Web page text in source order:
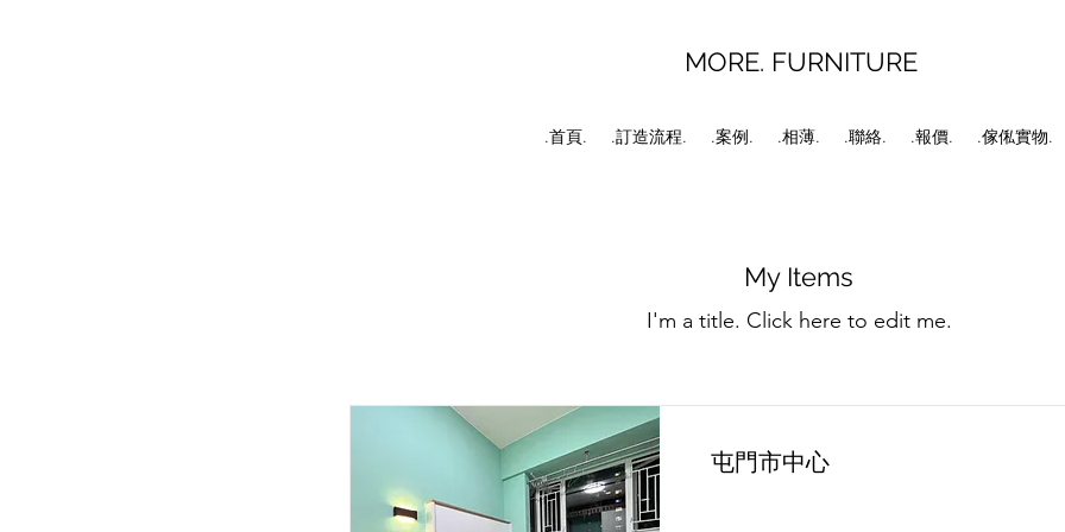
MORE. FURNITURE
.首頁. .訂造流程. .案例. .相薄. .聯絡. .報價. .傢俬實物.
My Items
I'm a title. ​Click here to edit me.
屯門市中心